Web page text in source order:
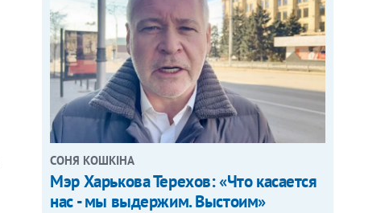
СОНЯ КОШКІНА
Мэр Харькова Терехов: «Что касается
нас - мы выдержим. Выстоим»